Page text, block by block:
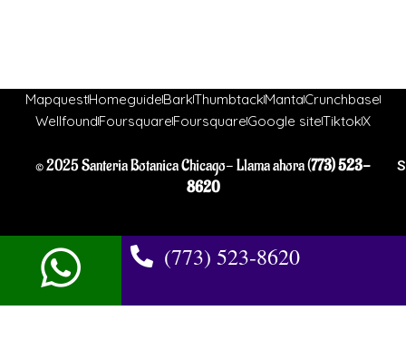
MapquestHomeguideBarkThumbtackMantaCrunchbase
WellfoundFoursquareFoursquareGoogle siteTiktokX
© 2025 Santeria Botanica Chicago- Llama ahora (773) 523-
8620
(773) 523-8620